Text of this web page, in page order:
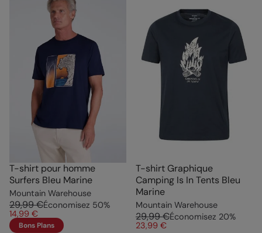
T-shirt pour homme
Surfers Bleu Marine
Mountain Warehouse
29,99 €Économisez 50%
14,99 €
Bons Plans
T-shirt Graphique
Camping Is In Tents Bleu
Marine
Mountain Warehouse
29,99 €Économisez 20%
23,99 €